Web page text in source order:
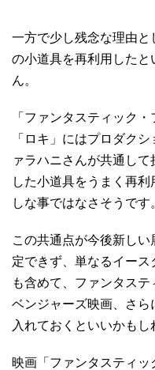
一方で少し残念な理由
の小道具を再利用した
ん。
「ファンタスティック
「ロキ」にはプロダク
ァラハニさんが共通し
した小道具をうまく再
しな事ではなさそうです
この共通点が今後新し
定できず、単なるイー
も含めて、ファンタス
ベンジャーズ映画、さら
入れておくといいかもし
映画「ファンタスティ